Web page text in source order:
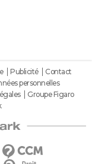
Publicité
Contact
personnelles
Groupe Figaro